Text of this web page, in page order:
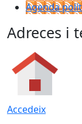
Agenda
Adreces i
Accedeix